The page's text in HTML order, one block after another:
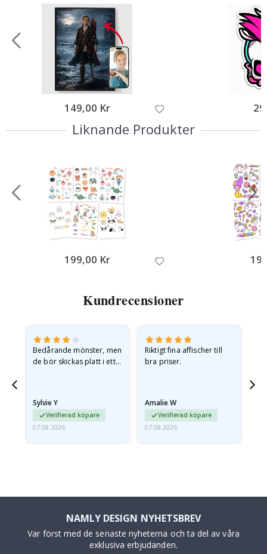
149,00 Kr
Liknande Produkter
199,00 Kr
Kundrecensioner
Bedårande mönster, men
de bör skickas platt i ett
Sylvie Y
Verifierad köpare
07.08.2026
Riktigt fina affischer till
bra priser.
Amalie W
Verifierad köpare
07.08.2026
NAMLY DESIGN NYHETSBREV
Var först med de senaste nyheterna och ta del av våra
exklusiva erbjudanden.